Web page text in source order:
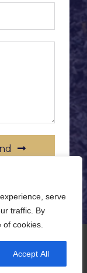
serve
traffic. By
cookies.
Accept All